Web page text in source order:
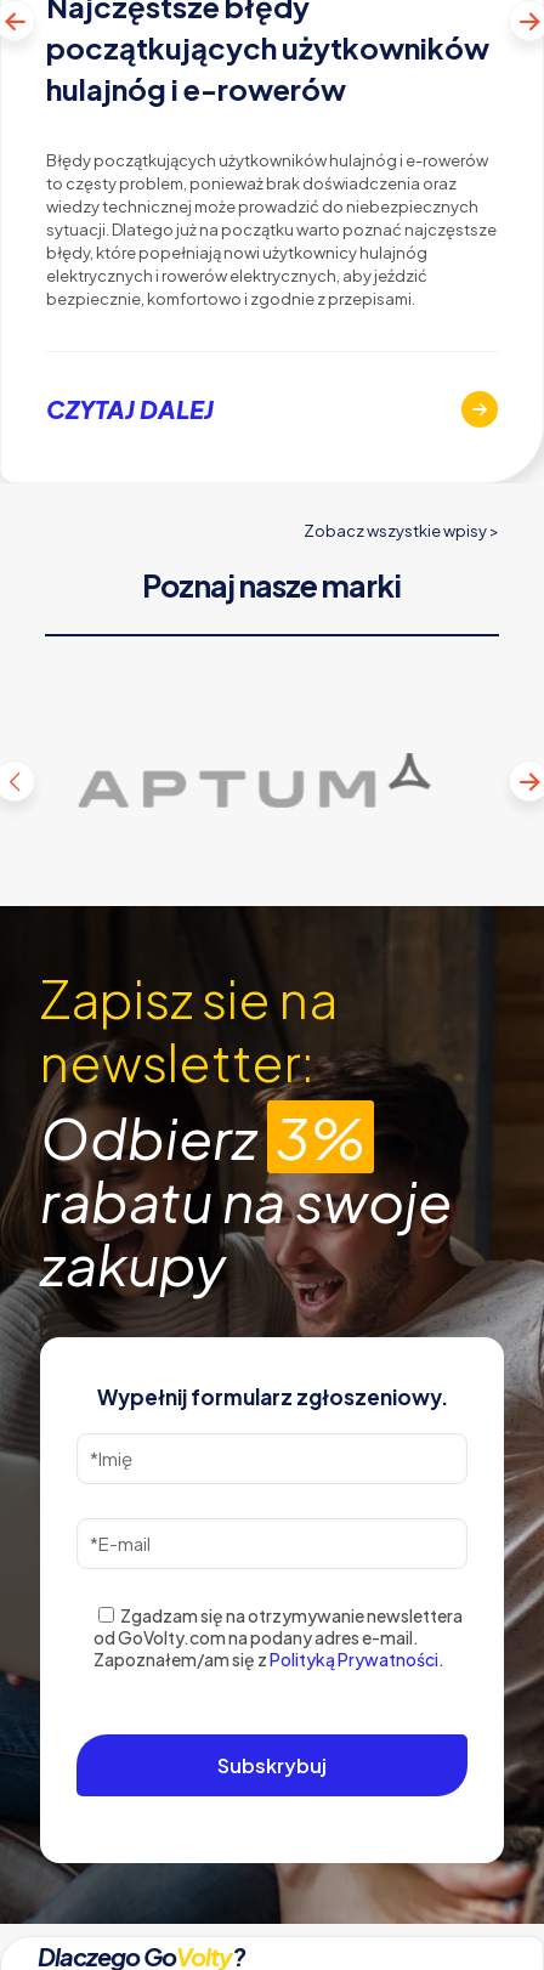
początkujących użytkowników
hulajnóg i e-rowerów
Błędy początkujących użytkowników hulajnóg i e-rowerów
to częsty problem, ponieważ brak doświadczenia oraz
wiedzy technicznej może prowadzić do niebezpiecznych
sytuacji. Dlatego już na początku warto poznać najczęstsze
błędy, które popełniają nowi użytkownicy hulajnóg
elektrycznych i rowerów elektrycznych, aby jeździć
bezpiecznie, komfortowo i zgodnie z przepisami.
CZYTAJ DALEJ
Zobacz wszystkie wpisy >
Poznaj nasze marki
Zapisz sie na
newsletter:
Odbierz3%
rabatu na swoje
zakupy
Wypełnij formularz zgłoszeniowy.
Zgadzam się na otrzymywanie newslettera
od GoVolty.com na podany adres e-mail.
Zapoznałem/am się zPolityką Prywatności.
Dlaczego GoVolty?